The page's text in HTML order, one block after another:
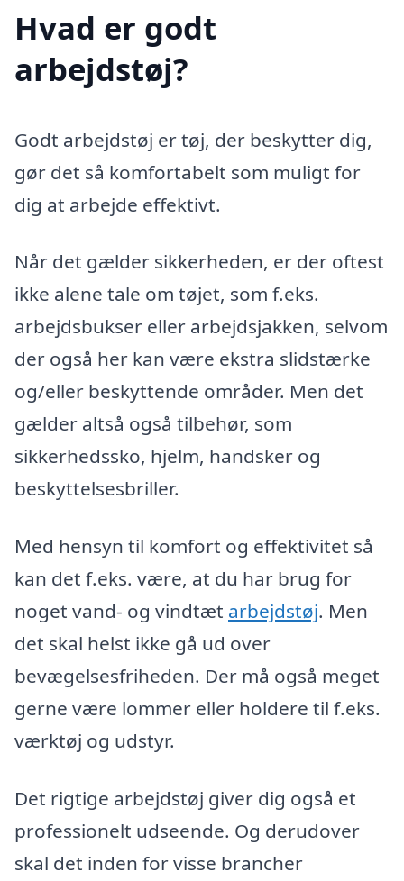
Hvad er godt
arbejdstøj?
Godt arbejdstøj er tøj, der beskytter dig,
gør det så komfortabelt som muligt for
dig at arbejde effektivt.
Når det gælder sikkerheden, er der oftest
ikke alene tale om tøjet, som f.eks.
arbejdsbukser eller arbejdsjakken, selvom
der også her kan være ekstra slidstærke
og/eller beskyttende områder. Men det
gælder altså også tilbehør, som
sikkerhedssko, hjelm, handsker og
beskyttelsesbriller.
Med hensyn til komfort og effektivitet så
kan det f.eks. være, at du har brug for
noget vand- og vindtæt arbejdstøj. Men
det skal helst ikke gå ud over
bevægelsesfriheden. Der må også meget
gerne være lommer eller holdere til f.eks.
værktøj og udstyr.
Det rigtige arbejdstøj giver dig også et
professionelt udseende. Og derudover
skal det inden for visse brancher